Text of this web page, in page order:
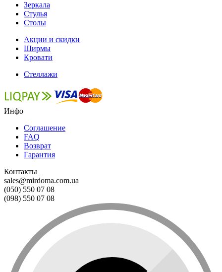
Зеркала
Стулья
Столы
Акции и скидки
Ширмы
Кровати
Стеллажи
Инфо
Соглашение
FAQ
Возврат
Гарантия
Контакты
sales@mirdoma.com.ua
(050) 550 07 08
(098) 550 07 08